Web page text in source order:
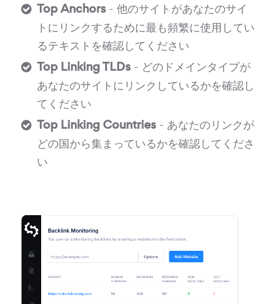
Top Anchors - 他のサイトがあなたのサイ
トにリンクするために最も頻繁に使用してい
るテキストを確認してください
Top Linking TLDs - どのドメインタイプが
あなたのサイトにリンクしているかを確認し
てください
Top Linking Countries - あなたのリンクが
どの国から集まっているかを確認してくださ
い